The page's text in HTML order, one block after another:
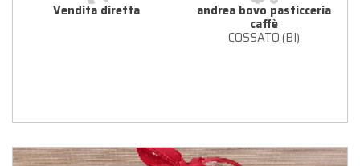
Vendita diretta andrea bovo pasticceria
caffè
COSSATO (BI)